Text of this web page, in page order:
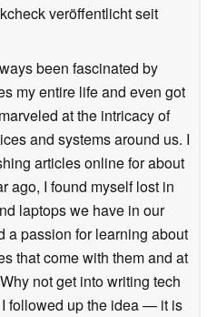
veröffentlichtseit
been fascinated by
my entire life and even got
at the intricacy of
and systems around us. I
articles online for about
ago, I found myself lost in
laptops we have in our
a passion for learning about
that come with them and at
not get into writing tech
followed up the idea — it is